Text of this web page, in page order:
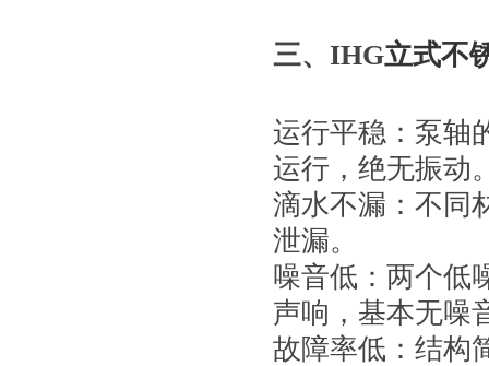
三、IHG立式不
运行平稳：泵轴
运行，绝无振动
滴水不漏：不同
泄漏。
噪音低：两个低
声响，基本无噪
故障率低：结构